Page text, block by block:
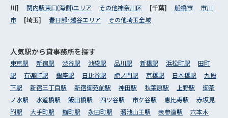
川] 関内駅東口(海側)エリア その他神奈川区 [千葉] 船橋市
市川
市
[埼玉] 春日部･越谷エリア その他埼玉全域
人気駅から貸事務所を探す
東京駅 新宿駅 渋谷駅 池袋駅 品川駅 新橋駅 浜松町駅
田町
駅
有楽町駅 銀座駅 日比谷駅 虎ノ門駅 京橋駅 日本橋駅
九段
下駅
新宿三丁目駅 新宿御苑前駅 神田駅 秋葉原駅 上野駅
御茶
ノ水駅
水道橋駅 飯田橋駅 四ツ谷駅 市ケ谷駅 恵比寿駅
赤坂見
附駅
大手町駅 麹町駅 永田町駅 溜池山王駅 表参道駅
六本木